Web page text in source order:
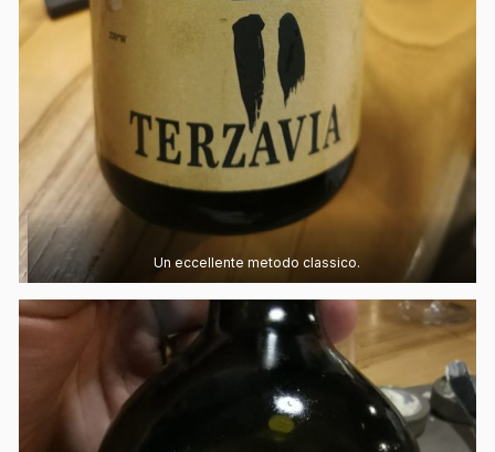
Un eccellente metodo classico.